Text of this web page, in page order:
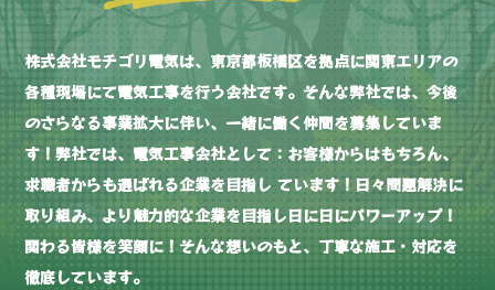
株式会社モチゴリ電気は、東京都板橋区を拠点に関東エリアの
各種現場にて電気工事を行う会社です。そんな弊社では、今後
のさらなる事業拡大に伴い、一緒に働く仲間を募集していま
す！弊社では、電気工事会社として：お客様からはもちろん、
求職者からも選ばれる企業を目指し ています！日々問題解決に
取り組み、より魅力的な企業を目指し日に日にパワーアップ！
関わる皆様を笑顔に！そんな想いのもと、丁寧な施工・対応を
徹底しています。